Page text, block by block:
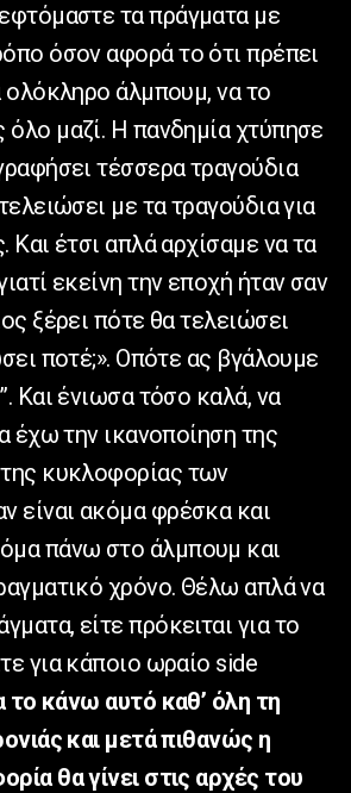
τα πράγματα με
όσον αφορά το ότι πρέπει
ολόκληρο άλμπουμ, να το
μαζί. Η πανδημία χτύπησε
τέσσερα τραγούδια
με τα τραγούδια για
έτσι απλά αρχίσαμε να τα
εκείνη την εποχή ήταν σαν
ξέρει πότε θα τελειώσει
ποτέ;». Οπότε ας βγάλουμε
Και ένιωσα τόσο καλά, να
έχω την ικανοποίηση της
κυκλοφορίας των
είναι ακόμα φρέσκα και
πάνω στο άλμπουμ και
χρόνο. Θέλω απλά να
είτε πρόκειται για το
για κάποιο ωραίο side
το κάνω αυτό καθ’ όλη τη
και μετά πιθανώς η
θα γίνει στις αρχές του